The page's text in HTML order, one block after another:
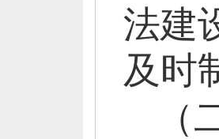
法建
及时